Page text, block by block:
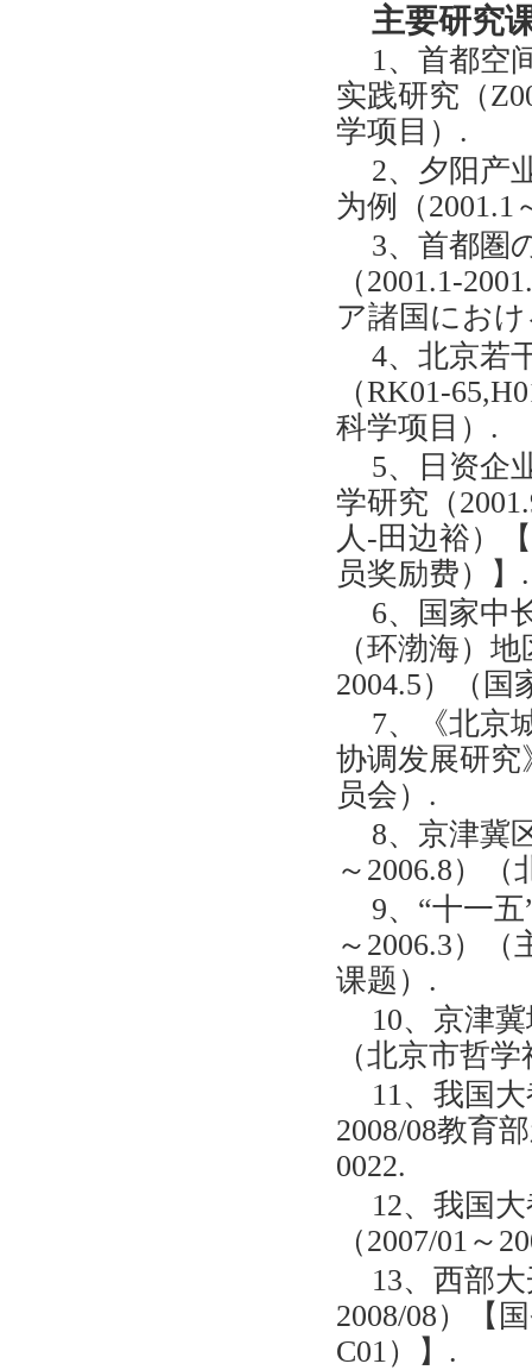
主要研究
1、首都空
实践研究（
学项目）.
2、夕阳产
为例（2001.1
3、首都圏
（2001.1-
ア諸国にお
4、北京若
（RK01-
科学项目）.
5、日资企
学研究（
人-田边裕）
员奖励费）】.
6、国家中
（环渤海）
2004.5）（国
7、《北京
协调发展研究
员会）.
8、京津冀
～2006.8）
9、“十一
～2006.3）
课题）.
10、京津
（北京市哲
11、我国
2008/08教育
0022.
12、我国
（2007/01～
13、西部
2008/08）【
C01）】.